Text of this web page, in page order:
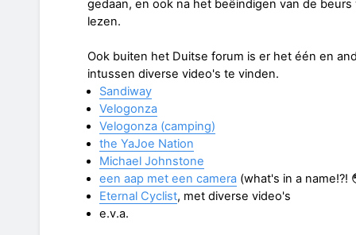
gedaan, en ook na het beëindigen van de
lezen.
Ook buiten het Duitse forum is er het één en
intussen diverse video's te vinden.
Sandiway
Velogonza
Velogonza (camping)
the YaJoe Nation
Michael Johnstone
een aap met een camera(what's in a name!?!
Eternal Cyclist, met diverse video's
e.v.a.